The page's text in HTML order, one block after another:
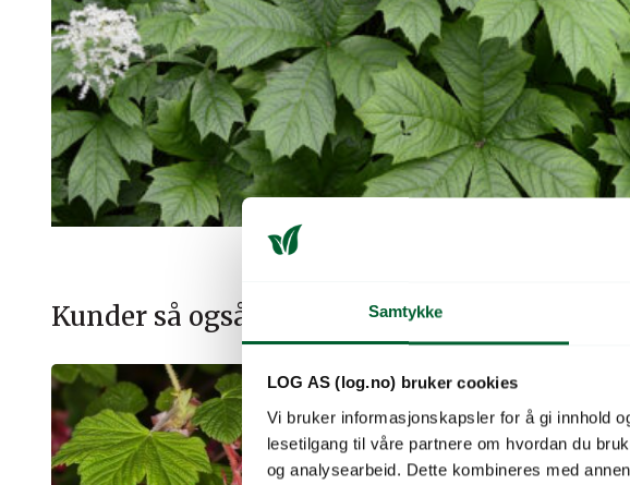
Samtykke
LOG AS (log.no) bruker cookies
Vi bruker informasjonskapsler for å gi innhold
lesetilgang til våre partnere om hvordan du
og analysearbeid. Dette kombineres med
Kunder så også på